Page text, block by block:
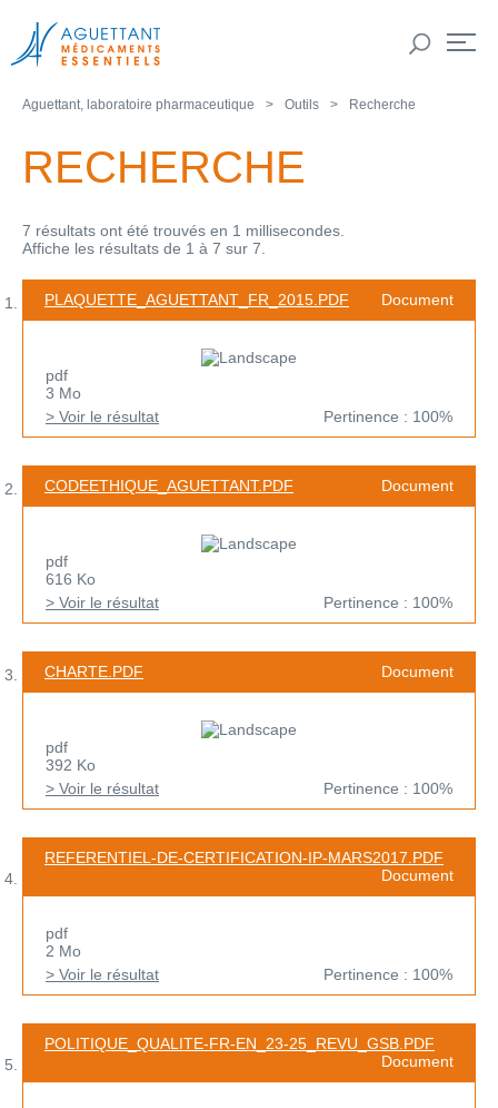
Aguettant, laboratoire pharmaceutique Outils Recherche
RECHERCHE
7 résultats ont été trouvés en 1 millisecondes.
Affiche les résultats de 1 à 7 sur 7.
PLAQUETTE_AGUETTANT_FR_2015.PDF Document
pdf
3 Mo
> Voir le résultat
Pertinence : 100%
CODEETHIQUE_AGUETTANT.PDF Document
pdf
616 Ko
> Voir le résultat
Pertinence : 100%
CHARTE.PDF Document
pdf
392 Ko
> Voir le résultat
Pertinence : 100%
REFERENTIEL-DE-CERTIFICATION-IP-MARS2017.PDF
Document
pdf
2 Mo
> Voir le résultat
Pertinence : 100%
POLITIQUE_QUALITE-FR-EN_23-25_REVU_GSB.PDF
Document